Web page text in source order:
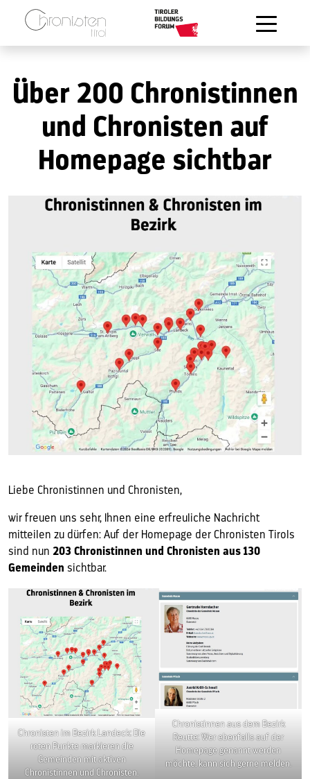
Zum Hauptinhalt springen
Über 200 Chronistinnen
und Chronisten auf
Homepage sichtbar
Liebe Chronistinnen und Chronisten,
wir freuen uns sehr, Ihnen eine erfreuliche Nachricht
mitteilen zu dürfen: Auf der Homepage der Chronisten Tirols
sind nun 203 Chronistinnen und Chronisten aus 130
Gemeinden sichtbar.
Chronisten im Bezirk Landeck: Die
roten Punkte markieren die
Gemeinden mit aktiven
Chronistinnen und Chronisten.
Chronistinnen aus dem Bezirk
Reutte: Wer ebenfalls auf der
Homepage genannt werden
möchte, kann sich gerne melden.